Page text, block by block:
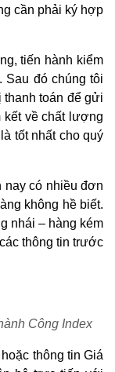
cần phải ký hợp
tiến hành kiểm
Sau đó chúng tôi
thanh toán để gửi
kết về chất lượng
tốt nhất cho quý
nay có nhiều đơn
không hề biết.
nhái – hàng kém
thông tin trước
Công Index
thông tin Giá